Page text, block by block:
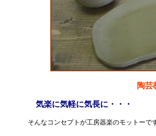
陶芸
気楽に気軽に気長に・・・
そんなコンセプトが工房器楽のモットーで